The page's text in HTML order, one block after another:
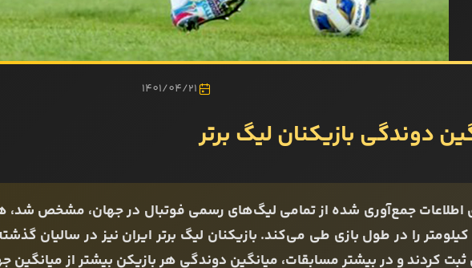
1401/04/21
دوندگی بازیکنان لیگ برتر
اطلاعات جمع‌آوری شده از تمامی لیگ‌های رسمی فوتبال در جهان، مشخص شد،
9.5 کیلومتر را در طول بازی طی می‌کند. بازیکنان لیگ برتر ایران نیز در سالیان
کردند و در بیشتر مسابقات، میانگین دوندگی هر بازیکن بیشتر از میانگین